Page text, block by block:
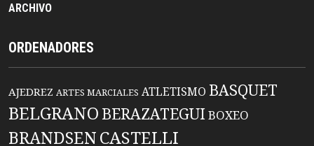
ARCHIVO
ORDENADORES
AJEDREZ ARTES MARCIALES ATLETISMO BASQUET
BELGRANO BERAZATEGUIBOXEO
BRANDSENCASTELLI